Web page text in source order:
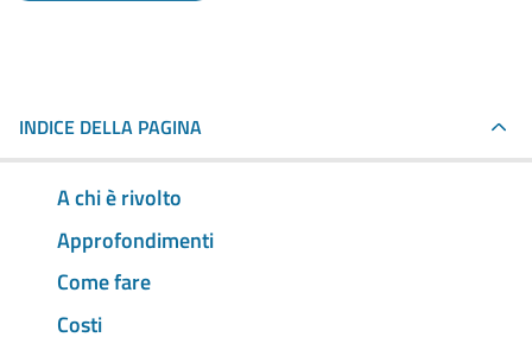
INDICE DELLA PAGINA
A chi è rivolto
Approfondimenti
Come fare
Costi